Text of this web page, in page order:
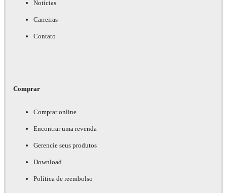
Notícias
Carreiras
Contato
Comprar
Comprar online
Encontrar uma revenda
Gerencie seus produtos
Download
Política de reembolso